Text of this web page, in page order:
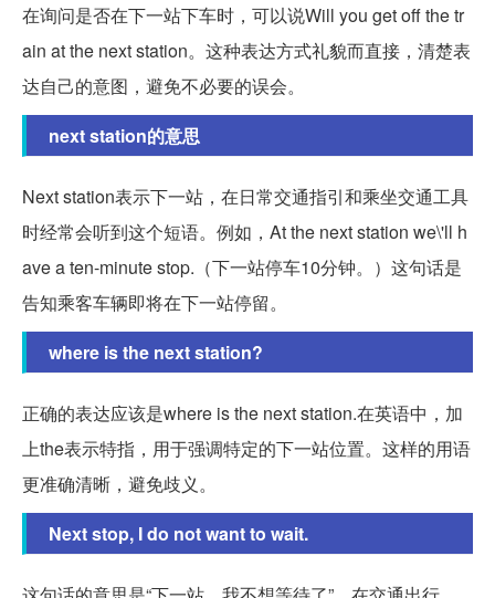
在询问是否在下一站下车时，可以说Will you get off the tr
ain at the next station。这种表达方式礼貌而直接，清楚表
达自己的意图，避免不必要的误会。
next station的意思
Next station表示下一站，在日常交通指引和乘坐交通工具
时经常会听到这个短语。例如，At the next station we\'ll h
ave a ten-minute stop.（下一站停车10分钟。）这句话是
告知乘客车辆即将在下一站停留。
where is the next station?
正确的表达应该是where is the next station.在英语中，加
上the表示特指，用于强调特定的下一站位置。这样的用语
更准确清晰，避免歧义。
Next stop, I do not want to wait.